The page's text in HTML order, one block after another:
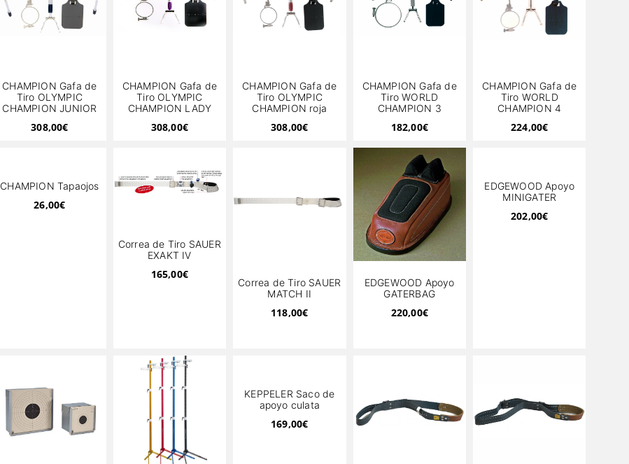
CHAMPION Gafa de
Tiro OLYMPIC
CHAMPION JUNIOR
308,00€
CHAMPION Gafa de
Tiro OLYMPIC
CHAMPION LADY
308,00€
CHAMPION Gafa de
Tiro OLYMPIC
CHAMPION roja
308,00€
CHAMPION Gafa de
Tiro WORLD
CHAMPION 3
182,00€
CHAMPION Gafa de
Tiro WORLD
CHAMPION 4
224,00€
CHAMPION Tapaojos
26,00€
Correa de Tiro SAUER
EXAKT IV
165,00€
Correa de Tiro SAUER
MATCH II
118,00€
EDGEWOOD Apoyo
GATERBAG
220,00€
EDGEWOOD Apoyo
MINIGATER
202,00€
KEPPELER Saco de
apoyo culata
169,00€